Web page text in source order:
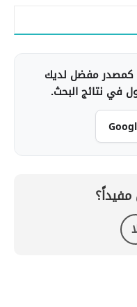
كمصدر مفضل لديك
في نتائج البحث.